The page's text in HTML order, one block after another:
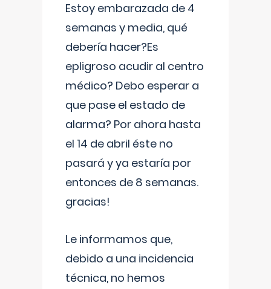
Estoy embarazada de 4
semanas y media, qué
debería hacer?Es
epligroso acudir al centro
médico? Debo esperar a
que pase el estado de
alarma? Por ahora hasta
el 14 de abril éste no
pasará y ya estaría por
entonces de 8 semanas.
gracias!
Le informamos que,
debido a una incidencia
técnica, no hemos